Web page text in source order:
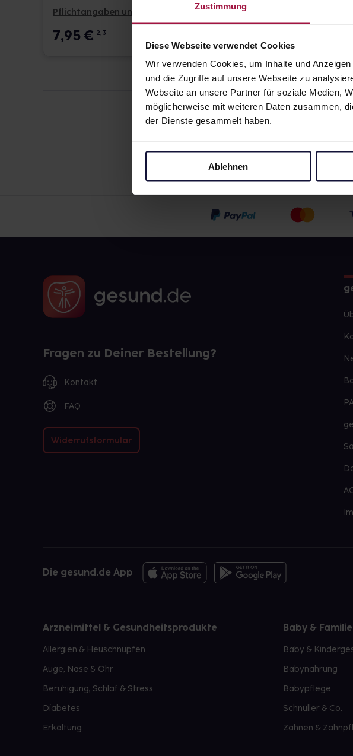
Zustimmung
Diese Webseite verwendet Cookies
Wir verwenden Cookies, um Inhalte und
und die Zugriffe auf unsere Webseite zu
Webseite an unsere Partner für soziale Medien,
möglicherweise mit weiteren Daten zusammen,
der Dienste gesammelt haben.
Ablehnen
Pflichtangaben und Details
7,95€ 2, 3
Pflichtangaben und Details
Fragen zu Deiner Bestellung?
Kontakt
FAQ
Widerrufsformular
Die gesund.de App
Arzneimittel & Gesundheitsprodukte
Allergien & Heuschnupfen
Auge, Nase & Ohr
Beruhigung, Schlaf & Stress
Diabetes
Erkältung
Baby & Familie
Baby &
Babynahrung
Babypflege
Schnuller & Co.
Zahnen &